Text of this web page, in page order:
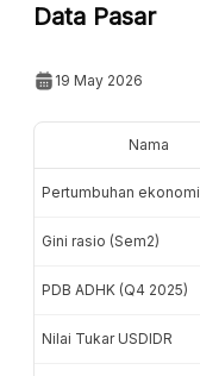
Data Pasar
19 May 2026
Nama
Pertumbuhan ekonomi
Gini rasio (Sem2)
PDB ADHK (Q4 2025)
Nilai Tukar USDIDR